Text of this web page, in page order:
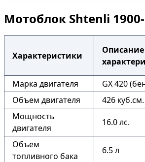
Мотоблок Shtenli 1900-
Характеристики
Описание
Марка двигателя
GX 420
Объем двигателя
426 куб.см.
Мощность
двигателя
16.0 лс.
Объем
топливного бака
6.5 л